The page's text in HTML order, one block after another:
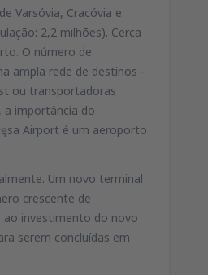
Varsóvia, Cracóvia e
2,2 milhões). Cerca
O número de
ampla rede de destinos -
ou transportadoras
a importância do
Airport é um aeroporto
Um novo terminal
crescente de
ao investimento do novo
serem concluídas em